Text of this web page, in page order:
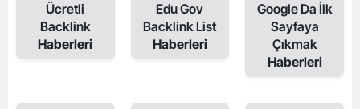
Ücretli
Backlink
Haberleri
Edu Gov
Backlink List
Haberleri
Google Da İlk
Sayfaya
Çıkmak
Haberleri